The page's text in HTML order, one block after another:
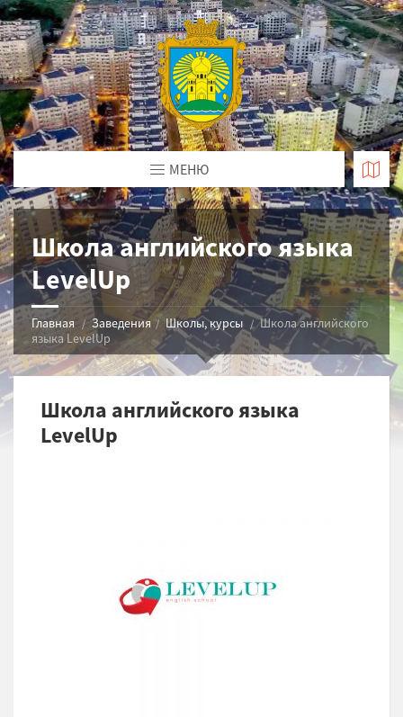
МЕНЮ
Школа английского языка
LevelUp
Главная Заведения Школы, курсы
Школа английского
языка LevelUp
Школа английского языка
LevelUp